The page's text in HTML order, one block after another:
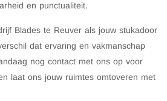
en punctualiteit.
Blades te Reuver als jouw stukadoor
dat ervaring en vakmanschap
nog contact met ons op voor
laat ons jouw ruimtes omtoveren met